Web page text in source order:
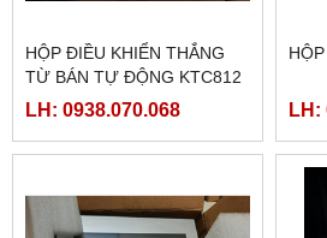
HỘP ĐIỀU KHIỂN THẮNG
TỪ BÁN TỰ ĐỘNG KTC812
LH: 0938.070.068 LH: